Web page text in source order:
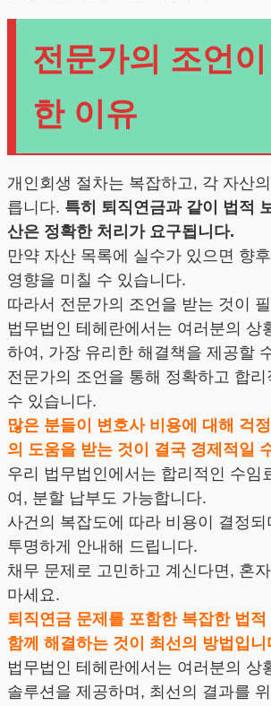
전문가의 조언
한 이유
개인회생 절차는 복잡하고, 각 자산
릅니다. 특히 퇴직연금과 같이 법적
산은 정확한 처리가 요구됩니다.
만약 자산 목록에 실수가 있으면 향
영향을 미칠 수 있습니다.
따라서 전문가의 조언을 받는 것이
법무법인 테헤란에서는 여러분의 상
하여, 가장 유리한 해결책을 제공할
전문가의 조언을 통해 정확하고 합
수 있습니다.
많은 분들이 변호사 비용에 대해 걱
의 도움을 받는 것이 결국 경제적일
우리 법무법인에서는 합리적인 수임
여, 분할 납부도 가능합니다.
사건의 복잡도에 따라 비용이 결정
투명하게 안내해 드립니다.
채무 문제로 고민하고 계신다면, 혼
마세요.
퇴직연금 문제를 포함한 복잡한 법
함께 해결하는 것이 최선의 방법입니
법무법인 테헤란에서는 여러분의 상
솔루션을 제공하며, 최선의 결과를